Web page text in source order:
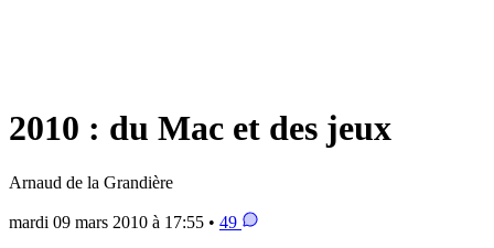
2010 : du Mac et des jeux
Arnaud de la Grandière
mardi 09 mars 2010 à 17:55 • 49